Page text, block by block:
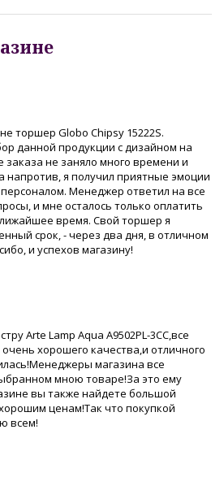
торшер Globo Chipsy 15222S.
данной продукции с дизайном на
не заняло много времени и
напротив, я получил приятные эмоции
Менеджер ответил на все
и мне осталось только оплатить
время. Свой торшер я
срок, - через два дня, в отличном
и успехов магазину!
Arte Lamp Aqua A9502PL-3CC,все
хорошего качества,и отличного
магазина все
мною товаре!За это ему
вы также найдете большой
ценам!Так что покупкой
всем!